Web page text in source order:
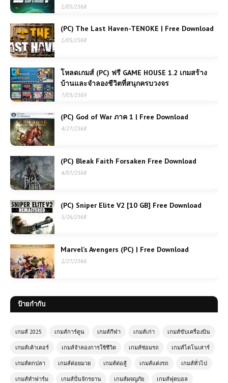
1/05/2568
(PC) The Last Haven-TENOKE | Free Download
1/05/2568
โหลดเกมส์ (PC) ฟรี GAME HOUSE 1.2 เกมสร้าง
บ้านและจำลองชีวิตที่สนุกครบวงจร
7/03/2569
(PC) God of War ภาค 1 | Free Download
4/27/2568
(PC) Bleak Faith Forsaken Free Download
4/07/2568
(PC) Sniper Elite V2 [10 GB] Free Download
5/26/2568
Marvel’s Avengers (PC) | Free Download
2/27/2566
ป้ายกำกับ
เกมส์ 2025 เกมส์การ์ตูน เกมส์กีฬา เกมส์เก่า เกมส์ขับเครื่องบิน
เกมส์เค้าเตอร์ เกมส์จำลองการใช้ชีวิต เกมส์ซ่อมรถ เกมส์ไดโนเสาร์
เกมส์ตกปลา เกมส์ต่อยมวย เกมส์ต่อสู้ เกมส์แต่งรถ เกมส์ทั่วไป
เกมส์ทำฟาร์ม เกมส์ปั่นจักรยาน เกมส์ผจญภัย เกมส์ฟุตบอล